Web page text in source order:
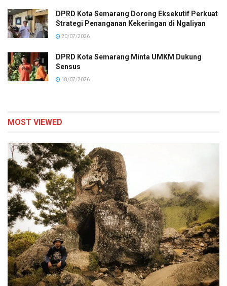
DPRD Kota Semarang Dorong Eksekutif Perkuat
Strategi Penanganan Kekeringan di Ngaliyan
20/07/2026
DPRD Kota Semarang Minta UMKM Dukung
Sensus
18/07/2026
MOST VIEWED